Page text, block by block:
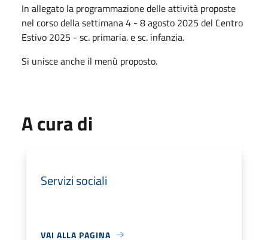
In allegato la programmazione delle attività proposte
nel corso della settimana 4 - 8 agosto 2025 del Centro
Estivo 2025 - sc. primaria. e sc. infanzia.
Si unisce anche il menù proposto.
A cura di
Servizi sociali
VAI ALLA PAGINA